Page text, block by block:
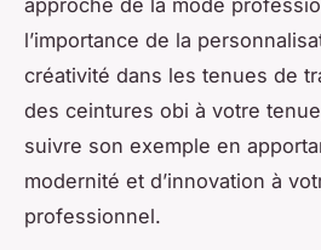
l’importance de la
créativité dans les tenues de
des ceintures obi à votre
suivre son exemple en
modernité et d’innovation à
professionnel.